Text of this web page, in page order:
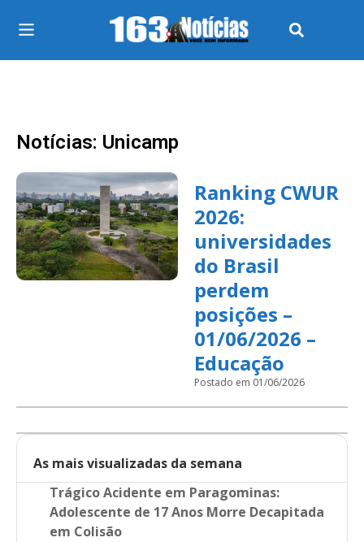
Notícias: Unicamp
Ranking CWUR
2026:
universidades
do Brasil
perdem
posições –
01/06/2026 –
Educação
Postado em 01/06/2026
As mais visualizadas da semana
Trágico Acidente em Paragominas:
Adolescente de 17 Anos Morre Decapitada
em Colisão